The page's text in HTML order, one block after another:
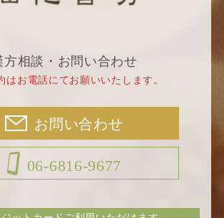
方相談・お問い合わせ
はお電話にてお願いいたします。
お問い合わせ
06-6816-9677